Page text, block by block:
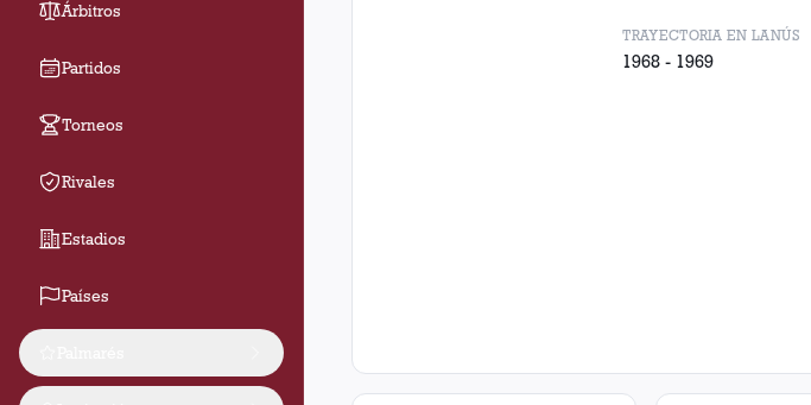
Árbitros
Partidos
Torneos
Rivales
Estadios
Países
TRAYECTORIA EN LANÚS
1968 - 1969